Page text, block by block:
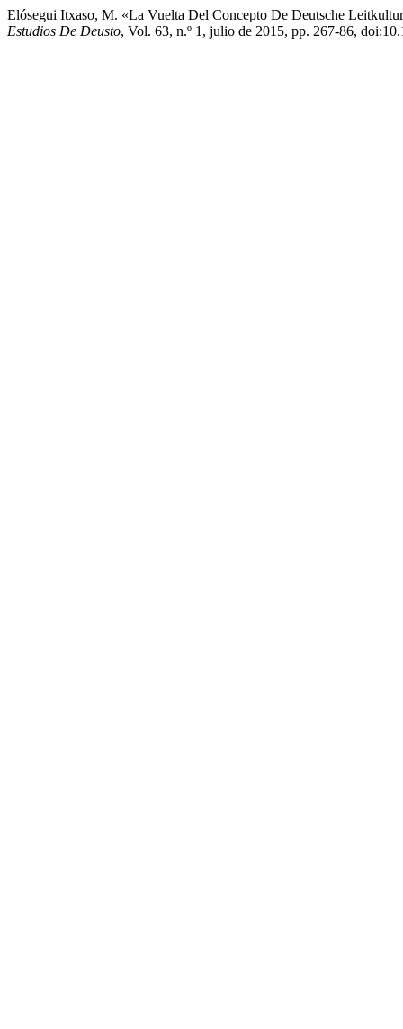
Elósegui Itxaso, M. «La Vuelta Del Concepto De Deutsche
Estudios De Deusto, Vol. 63, n.º 1, julio de 2015, pp. 267-86,